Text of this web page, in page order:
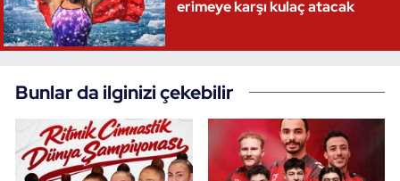
erimeye karşı kulaç atacak
Bunlar da ilginizi çekebilir